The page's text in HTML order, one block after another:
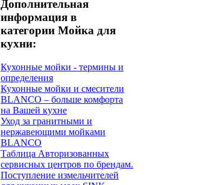
Дополнительная
информация в
категории Мойка для
кухни:
Кухонные мойки - термины и
определения
Кухонные мойки и смесители
BLANCO – больше комфорта
на Вашей кухне
Уход за гранитными и
нержавеющими мойками
BLANCO
Таблица Авторизованных
сервисных центров по брендам.
Поступление измельчителей